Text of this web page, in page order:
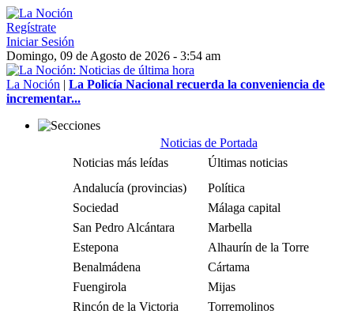
Regístrate
Iniciar Sesión
Domingo, 09 de Agosto de 2026 - 3:54 am
La Noción | La Policía Nacional recuerda la conveniencia de
incrementar...
Noticias de Portada
Noticias más leídas
Últimas noticias
Andalucía (provincias)
Política
Sociedad
Málaga capital
San Pedro Alcántara
Marbella
Estepona
Alhaurín de la Torre
Benalmádena
Cártama
Fuengirola
Mijas
Rincón de la Victoria
Torremolinos